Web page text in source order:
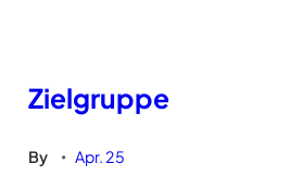
Zielgruppe
By • Apr. 25